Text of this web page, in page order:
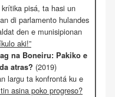
pisá, ta hasi un
di parlamento hulandes
den e munisipionan
aki!”
na Boneiru: Pakiko e
atras? (2019)
largu ta konfrontá ku e
asina poko progreso?